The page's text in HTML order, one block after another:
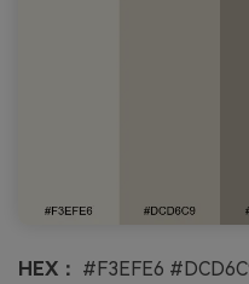
HEX： #F3EFE6